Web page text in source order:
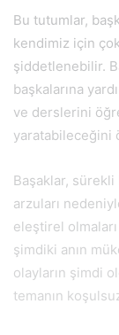
Bu tutumlar,
kendimiz için
şiddetlenebilir.
başkalarına
ve derslerini
yaratabileceğini
Başaklar,
arzuları
eleştirel
şimdiki anın
olayların şimdi
temanın